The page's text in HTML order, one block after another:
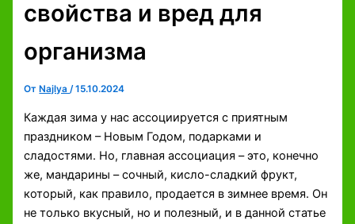
свойства и вред для
организма
От Najlya/15.10.2024
Каждая зима у нас ассоциируется с приятным
праздником – Новым Годом, подарками и
сладостями. Но, главная ассоциация – это, конечно
же, мандарины – сочный, кисло-сладкий фрукт,
который, как правило, продается в зимнее время. Он
не только вкусный, но и полезный, и в данной статье